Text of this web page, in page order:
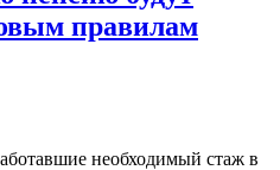
правилам
необходимый стаж в